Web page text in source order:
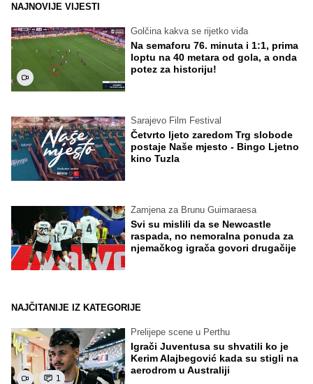
NAJNOVIJE VIJESTI
Golčina kakva se rijetko viđa
Na semaforu 76. minuta i 1:1, prima
loptu na 40 metara od gola, a onda
potez za historiju!
Sarajevo Film Festival
Četvrto ljeto zaredom Trg slobode
postaje Naše mjesto - Bingo Ljetno
kino Tuzla
Zamjena za Brunu Guimaraesa
Svi su mislili da se Newcastle
raspada, no nemoralna ponuda za
njemačkog igrača govori drugačije
NAJČITANIJE IZ KATEGORIJE
1
Prelijepe scene u Perthu
Igrači Juventusa su shvatili ko je
Kerim Alajbegović kada su stigli na
aerodrom u Australiji